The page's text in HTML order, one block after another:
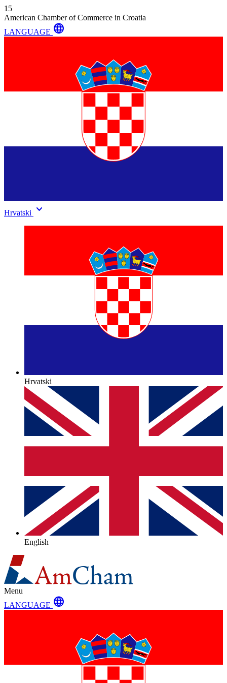
15
American Chamber of Commerce in Croatia
LANGUAGE language
Hrvatski keyboard_arrow_down
Hrvatski
English
Menu
LANGUAGE language